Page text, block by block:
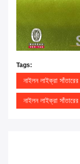
Tags:
নাইলন লাইক্রা
নাইলন লাইক্রা